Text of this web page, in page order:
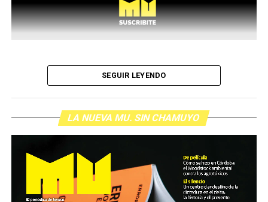
SEGUIR LEYENDO
LA NUEVA MU. SIN CHAMUYO